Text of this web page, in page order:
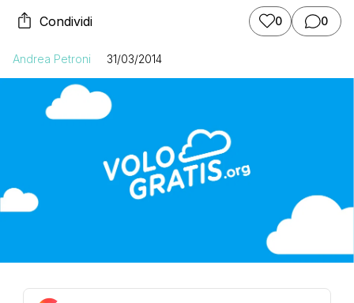
Condividi 0 0
Andrea Petroni 31/03/2014